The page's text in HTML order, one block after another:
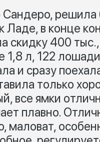
Ладе, в конце
скидку 400
1,8 л, 122
и сразу
только
все ямки
плавно.
маловат,